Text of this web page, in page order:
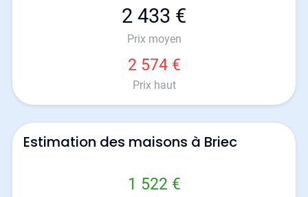
2 433 €
Prix moyen
2 574 €
Prix haut
Estimation des maisons à Briec
1 522 €